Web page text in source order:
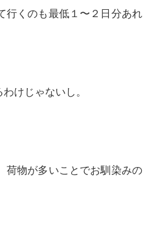
行くのも最低１〜２日分あれ
けじゃないし。
荷物が多いことでお馴染みの